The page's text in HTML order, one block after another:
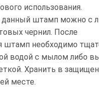
использования.
данный штамп можно с
чернил. После
штамп необходимо
водой с мылом либо
Хранить в
месте.